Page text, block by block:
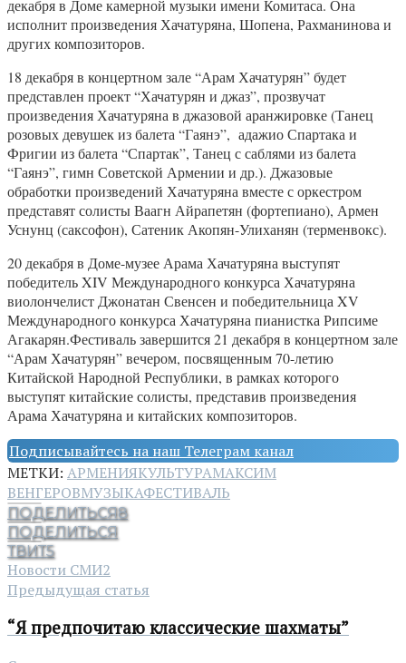
декабря в Доме камерной музыки имени Комитаса. Она
исполнит произведения Хачатуряна, Шопена, Рахманинова и
других композиторов.
18 декабря в концертном зале “Арам Хачатурян” будет
представлен проект “Хачатурян и джаз”, прозвучат
произведения Хачатуряна в джазовой аранжировке (Танец
розовых девушек из балета “Гаянэ”, адажио Спартака и
Фригии из балета “Спартак”, Танец с саблями из балета
“Гаянэ”, гимн Советской Армении и др.). Джазовые
обработки произведений Хачатуряна вместе с оркестром
представят солисты Ваагн Айрапетян (фортепиано), Армен
Уснунц (саксофон), Сатеник Акопян-Улиханян (терменвокс).
20 декабря в Доме-музее Арама Хачатуряна выступят
победитель XIV Международного конкурса Хачатуряна
виолончелист Джонатан Свенсен и победительница XV
Международного конкурса Хачатуряна пианистка Рипсиме
Агакарян.Фестиваль завершится 21 декабря в концертном зале
“Арам Хачатурян” вечером, посвященным 70-летию
Китайской Народной Республики, в рамках которого
выступят китайские солисты, представив произведения
Арама Хачатуряна и китайских композиторов.
Подписывайтесь на наш Телеграм канал
МЕТКИ: АРМЕНИЯКУЛЬТУРАМАКСИМ
ВЕНГЕРОВМУЗЫКАФЕСТИВАЛЬ
ПОДЕЛИТЬСЯ8
ПОДЕЛИТЬСЯ
ТВИТ5
Новости СМИ2
Предыдущая статья
“Я предпочитаю классические шахматы”